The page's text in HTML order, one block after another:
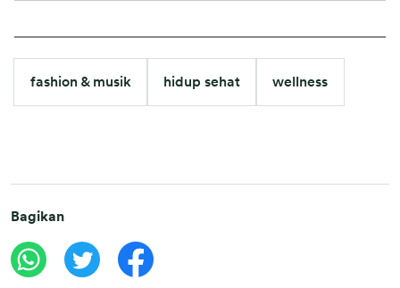
fashion & musik hidup sehat wellness
Bagikan